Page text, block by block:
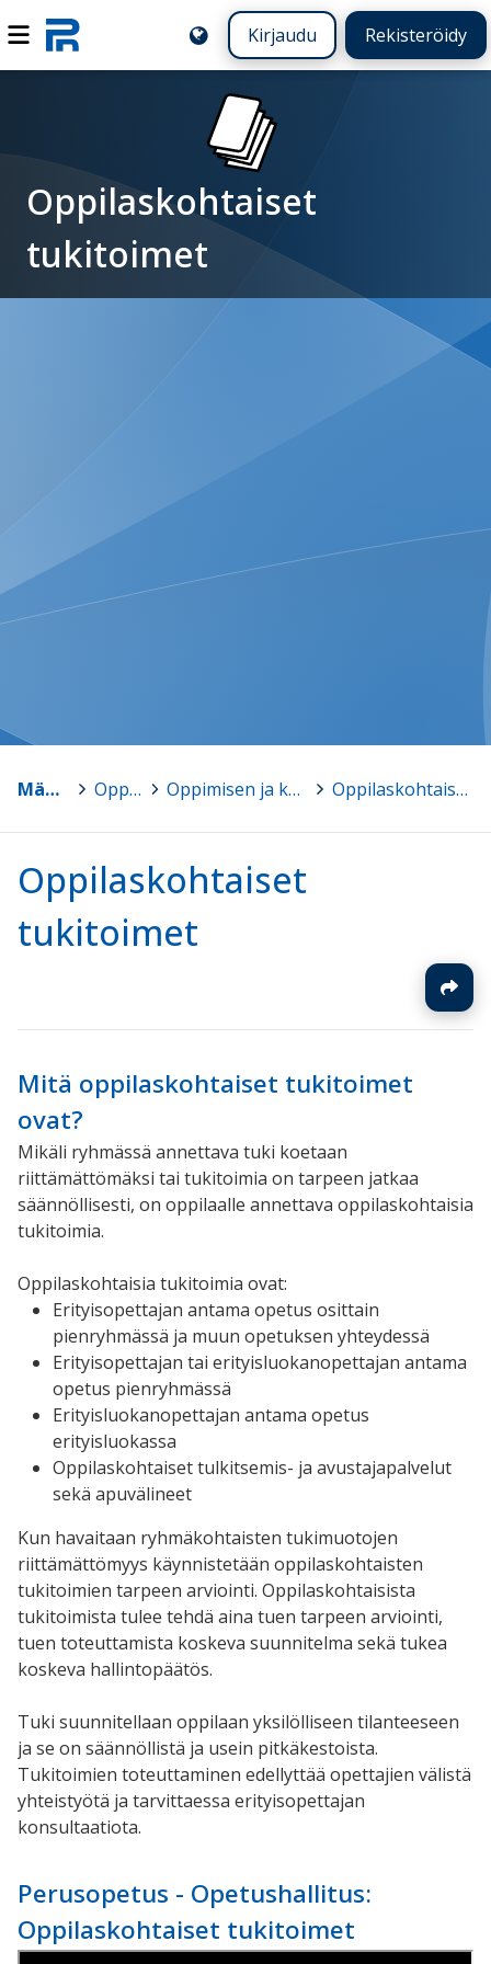
Kirjaudu Rekisteröidy
Oppilaskohtaiset
tukitoimet
Mänttä-Vilppula > Oppimisen tuki > Oppimisen ja koulunkäynnin tuki (perusopetus) > Oppilaskohtaiset tukitoimet
Oppilaskohtaiset
tukitoimet
Mitä oppilaskohtaiset tukitoimet
ovat?
Mikäli ryhmässä annettava tuki koetaan
riittämättömäksi tai tukitoimia on tarpeen jatkaa
säännöllisesti, on oppilaalle annettava oppilaskohtaisia
tukitoimia.
Oppilaskohtaisia tukitoimia ovat:
Erityisopettajan antama opetus osittain
pienryhmässä ja muun opetuksen yhteydessä
Erityisopettajan tai erityisluokanopettajan antama
opetus pienryhmässä
Erityisluokanopettajan antama opetus
erityisluokassa
Oppilaskohtaiset tulkitsemis- ja avustajapalvelut
sekä apuvälineet
Kun havaitaan ryhmäkohtaisten tukimuotojen
riittämättömyys käynnistetään oppilaskohtaisten
tukitoimien tarpeen arviointi. Oppilaskohtaisista
tukitoimista tulee tehdä aina tuen tarpeen arviointi,
tuen toteuttamista koskeva suunnitelma sekä tukea
koskeva hallintopäätös.
Tuki suunnitellaan oppilaan yksilölliseen tilanteeseen
ja se on säännöllistä ja usein pitkäkestoista.
Tukitoimien toteuttaminen edellyttää opettajien välistä
yhteistyötä ja tarvittaessa erityisopettajan
konsultaatiota.
Perusopetus - Opetushallitus:
Oppilaskohtaiset tukitoimet